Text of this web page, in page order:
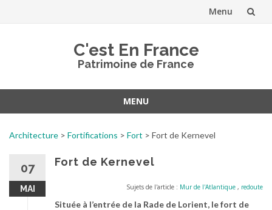
Menu
C'est En France
Patrimoine de France
MENU
Architecture > Fortifications > Fort > Fort de Kernevel
07
MAI
Fort de Kernevel
Sujets de l'article : Mur de l'Atlantique , redoute
Située à l’entrée de la Rade de Lorient, le fort de